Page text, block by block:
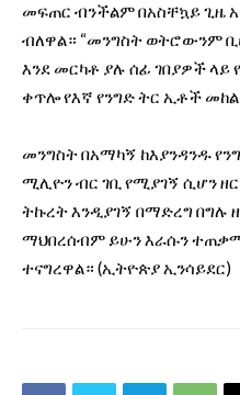
መፍጠር ብንችልም በአስቸኳይ ጊዜ
ብለዋል። “መንግስት ወትሮውንም
እንደ መርካቶ ያሉ ሰፊ ገበያዎች ላይ
ቀጥሎ የእኛ የንግድ ትር ኢቶች
መንግስት በአማካኝ ከእያንዳንዱ
ሚሊዮን ብር ገቢ የሚያገኝ ሲሆን
ትኩረት እንዲያገኝ በማድረግ በግሉ
ማህበረሰብም ይሁን እራሱን
ተናግረዋል። (ኢትዮጵያ ኢንሳይደር)